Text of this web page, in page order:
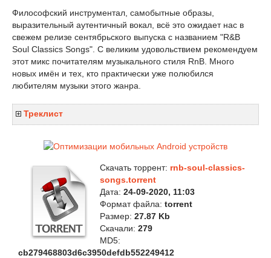
Философский инструментал, самобытные образы,
выразительный аутентичный вокал, всё это ожидает нас в
свежем релизе сентябрьского выпуска с названием "R&B
Soul Classics Songs". С великим удовольствием рекомендуем
этот микс почитателям музыкального стиля RnB. Много
новых имён и тех, кто практически уже полюбился
любителям музыки этого жанра.
Треклист
Скачать торрент: rnb-soul-classics-
songs.torrent
Дата: 24-09-2020, 11:03
Формат файла: torrent
Размер: 27.87 Kb
Скачали: 279
MD5:
cb279468803d6c3950defdb552249412